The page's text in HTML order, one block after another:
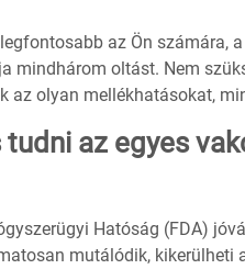
az Ön számára,
mindhárom oltást. Nem
az olyan mellékhatásokat,
az egyes
Hatóság (FDA)
mutálódik, kikerülheti